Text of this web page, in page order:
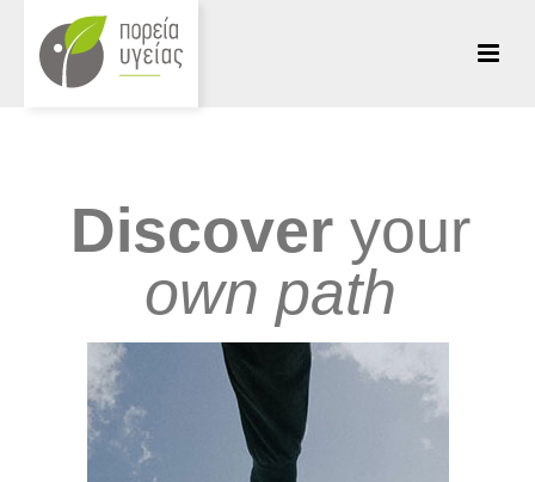
Discoveryour
own path